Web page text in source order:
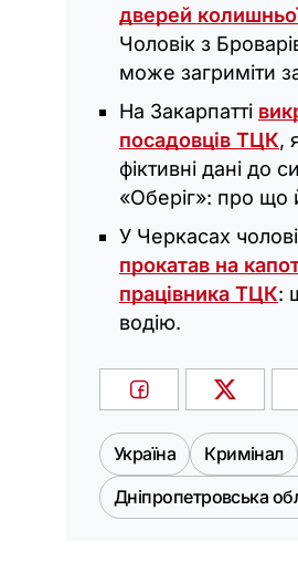
дверей
Чоловік з
може загриміти
На Закарпатті
посадовців ТЦК,
фіктивні дані до
«Оберіг»: про що
У Черкасах
прокатав на
працівника ТЦК:
водію.
Україна
Кримінал
Дніпропетровська